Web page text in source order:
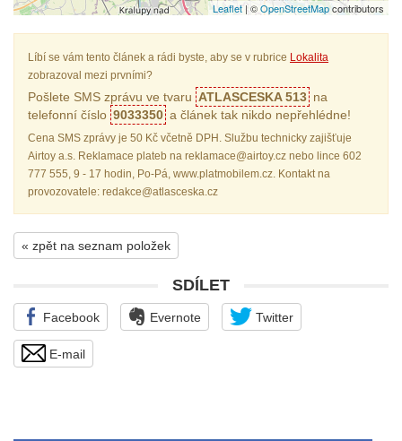
Leaflet | ©OpenStreetMapcontributors
Líbí se vám tento článek a rádi byste, aby se v rubrice Lokalita
zobrazoval mezi prvními?
Pošlete SMS zprávu ve tvaru ATLASCESKA 513 na
telefonní číslo 9033350 a článek tak nikdo nepřehlédne!
Cena SMS zprávy je 50 Kč včetně DPH. Službu technicky zajišťuje
Airtoy a.s. Reklamace plateb na reklamace@airtoy.cz nebo lince 602
777 555, 9 - 17 hodin, Po-Pá, www.platmobilem.cz. Kontakt na
provozovatele: redakce@atlasceska.cz
« zpět na seznam položek
SDÍLET
Facebook Evernote Twitter
E-mail